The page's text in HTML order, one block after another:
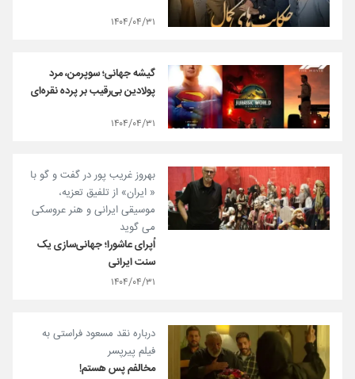
۱۴۰۴/۰۴/۳۱
گیشه‌ جهانی؛ سوپرمن، مرد
پولادین بی‌رقیب بر پرده نقره‌ای
۱۴۰۴/۰۴/۳۱
بهروز غریب پور در گفت و گو با
« ایران» از تلفیق تعزیه،
موسیقی ایرانی و هنر عروسکی
می گوید
اُپرای عاشورا؛ جهانی‌سازی یک
سنت ایرانی
۱۴۰۴/۰۴/۳۱
درباره نقد مسعود فراستی به
فیلم پیرپسر
مخالفم پس هستم!